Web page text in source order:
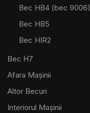
Bec HB4 (bec 9006)
Bec HB5
Bec HIR2
Bec H7
Afara Mașinii
Altor Becuri
Interiorul Mașinii